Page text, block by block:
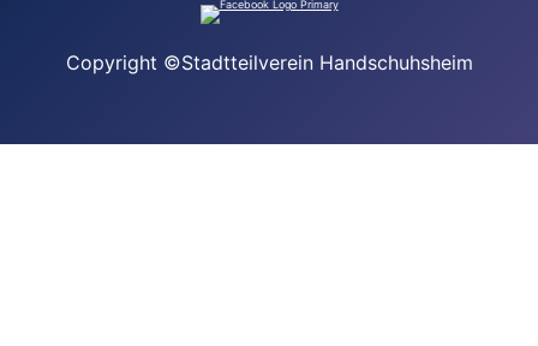
Copyright ©Stadtteilverein Handschuhsheim